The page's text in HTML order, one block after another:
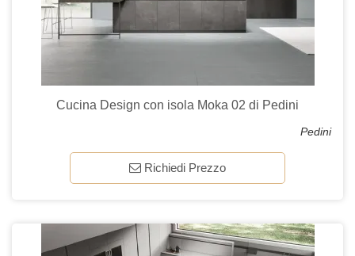
Cucina Design con isola Moka 02 di Pedini
Pedini
Richiedi Prezzo